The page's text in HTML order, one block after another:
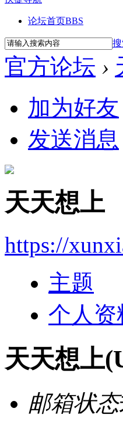
论坛首页BBS
官方论坛 ›
加为好友
发送消息
天天想上
https://
主题
个人资
天天想上
邮箱状态